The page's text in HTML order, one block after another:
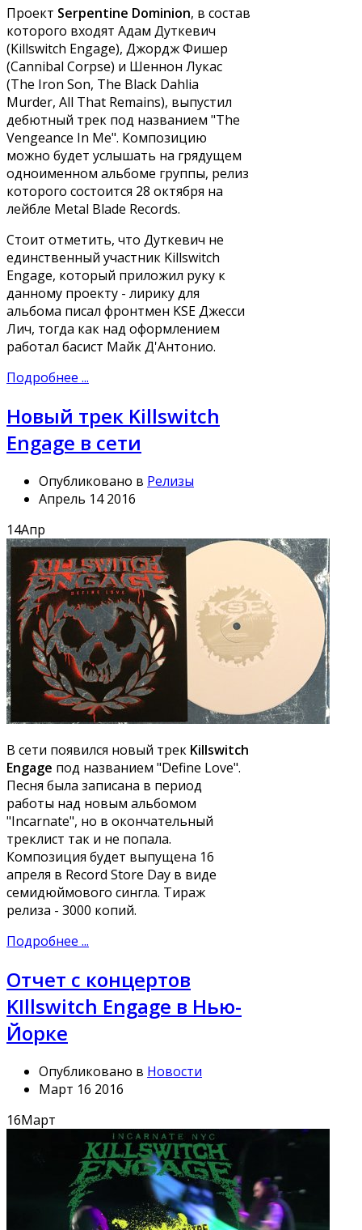
Проект Serpentine Dominion, в состав
которого входят Адам Дуткевич
(Killswitch Engage), Джордж Фишер
(Cannibal Corpse) и Шеннон Лукас
(The Iron Son, The Black Dahlia
Murder, All That Remains), выпустил
дебютный трек под названием "The
Vengeance In Me". Композицию
можно будет услышать на грядущем
одноименном альбоме группы, релиз
которого состоится 28 октября на
лейбле Metal Blade Records.
Стоит отметить, что Дуткевич не
единственный участник Killswitch
Engage, который приложил руку к
данному проекту - лирику для
альбома писал фронтмен KSE Джесси
Лич, тогда как над оформлением
работал басист Майк Д'Антонио.
Подробнее ...
Новый трек Killswitch
Engage в сети
Опубликовано в Релизы
Апрель 14 2016
14Апр
В сети появился новый трек Killswitch
Engage под названием "Define Love".
Песня была записана в период
работы над новым альбомом
"Incarnate", но в окончательный
треклист так и не попала.
Композиция будет выпущена 16
апреля в Record Store Day в виде
семидюймового сингла. Тираж
релиза - 3000 копий.
Подробнее ...
Отчет с концертов
KIllswitch Engage в Нью-
Йорке
Опубликовано в Новости
Март 16 2016
16Март